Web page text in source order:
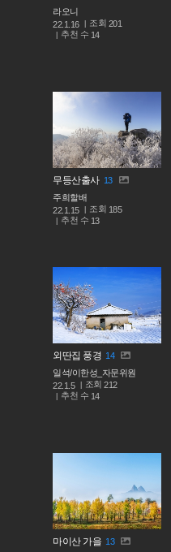
라오니
22.1.16
조회 201
추천 수 14
무등산출사 13
주희할배
22.1.15
조회 185
추천 수 13
외딴집 풍경 14
일석/이한성_자문위원
22.1.5
조회212
추천 수 14
마이산 가을 13